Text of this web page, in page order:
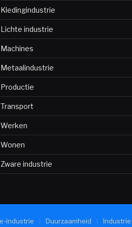
Kledingindustrie
Lichte industrie
Machines
Metaalindustrie
Productie
Transport
Werken
Wonen
Zware industrie
industrie Duurzaamheid Industrie